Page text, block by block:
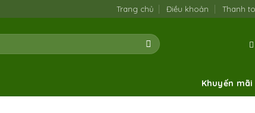
Trang chủ Điều khoản Thanh
Khuyến mãi